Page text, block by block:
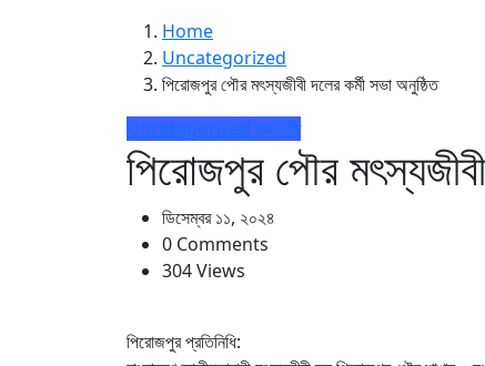
Home
Uncategorized
পিরোজপুর পৌর মৎস্যজীবী দলের কর্মী সভা অনুষ্ঠিত
Uncategorized রাজনীতি
পিরোজপুর পৌর
ডিসেম্বর ১১, ২০২৪
0 Comments
304 Views
পিরোজপুর প্রতিনিধি: